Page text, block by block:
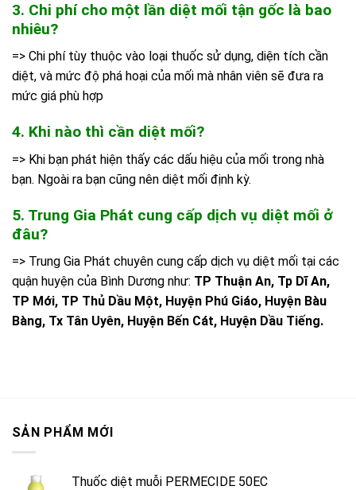
3. Chi phí cho một lần diệt mối tận gốc là bao
nhiêu?
=> Chi phí tùy thuộc vào loại thuốc sử dụng, diện tích cần
diệt, và mức độ phá hoại của mối mà nhân viên sẽ đưa ra
mức giá phù hợp
4. Khi nào thì cần diệt mối?
=> Khi bạn phát hiện thấy các dấu hiệu của mối trong nhà
bạn. Ngoài ra bạn cũng nên diệt mối định kỳ.
5. Trung Gia Phát cung cấp dịch vụ diệt mối ở
đâu?
=> Trung Gia Phát chuyên cung cấp dịch vụ diệt mối tại các
quận huyện của Bình Dương như: TP Thuận An, Tp Dĩ An,
TP Mới, TP Thủ Dầu Một, Huyện Phú Giáo, Huyện Bàu
Bàng, Tx Tân Uyên, Huyện Bến Cát, Huyện Dầu Tiếng.
SẢN PHẨM MỚI
Thuốc diệt muỗi PERMECIDE 50EC